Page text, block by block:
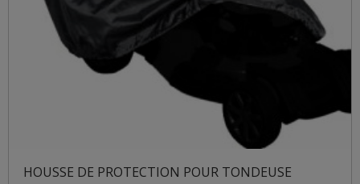
HOUSSE DE PROTECTION POUR TONDEUSE